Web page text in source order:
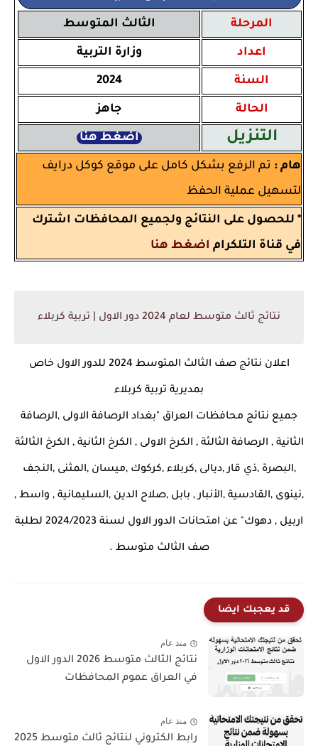
المرحلة الثالث المتوسط
اعداد وزارة التربية
السنة 2024
الحالة جاهز
التنزيل اضغط هنا
هام : تم الرفع بشكل كامل على موقع كوكل درايف
لتسهيل عملية الحفظ
* للحصول على النتائج ولجميع المحافظات اشترك
في قناة التلكرام اضغط هنا
نتائج ثالث متوسط لعام 2024 دور الاول | تربية كربلاء
اعلان نتائج صف الثالث المتوسط 2024 للدور الاول خاص
بمديرية تربية كربلاء
جميع نتائج محافظات العراق "بغداد الرصافة الاولى ,الرصافة
الثانية , الرصافة الثالثة , الكرخ الاولى , الكرخ الثانية , الكرخ الثالثة
,البصرة ,ذي قار ,ديالى ,كربلاء ,كركوك ,ميسان ,المثنى ,النجف
,نينوى ,القادسية ,الأنبار , بابل ,صلاح الدين ,السليمانية , واسط ,
اربيل , دهوك" عن امتحانات الدور الاول لسنة 2024/2023 لطلبة
صف الثالث متوسط .
قد يعجبك ايضا
منذ عام
نتائج الثالث متوسط 2026 الدور الاول
في العراق عموم المحافظات
منذ عام
رابط الكتروني لنتائج ثالث متوسط 2025